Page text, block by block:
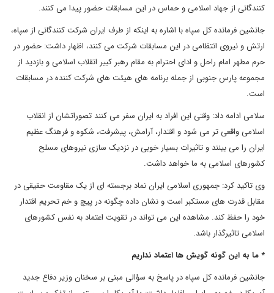
کنندگانی از جهاد اسلامی و حماس در این مسابقات حضور پیدا می کنند.
جانشین فرمانده کل سپاه با اشاره به اینکه از طرف ایران شرکت کنندگانی از سپاه،
ارتش و نیروی انتظامی در این مسابقات شرکت می کنند، اظهار داشت: حضور در
حرم مطهر امام راحل و ادای احترام به مقام رهبر کبیر انقلاب اسلامی و بازدید از
مجموعه پارس جنوبی از جمله برنامه های هیئت های شرکت کننده در مسابقات
است.
سلامی ادامه داد: وقتی این افراد به ایران سفر می کنند تصوراتشان از انقلاب
اسلامی واقعی تر می شود و اقتدار، آرامش، پیشرفت، شکوه و فرهنگ عظیم
ایران را می بینند و تاثیرات بسیار خوبی در نزدیک سازی نیروهای مسلح
کشورهای اسلامی به ما خواهد داشت.
وی تاکید کرد: جمهوری اسلامی ایران نماد برجسته ای از یک مقاومت حقیقی در
مقابل قدرت های مستکبر است و نشان داده چگونه در پیچ و خم تحریم اقتدار
خود را حفظ کند. مشاهده این می تواند در تقویت اعتماد به نفس کشورهای
اسلامی تاثیرگذار باشد.
* ما به این گونه گویش ها اعتماد نداریم
جانشین فرمانده کل سپاه در پاسخ به سؤالی مبنی بر سخنان وزیر دفاع جدید